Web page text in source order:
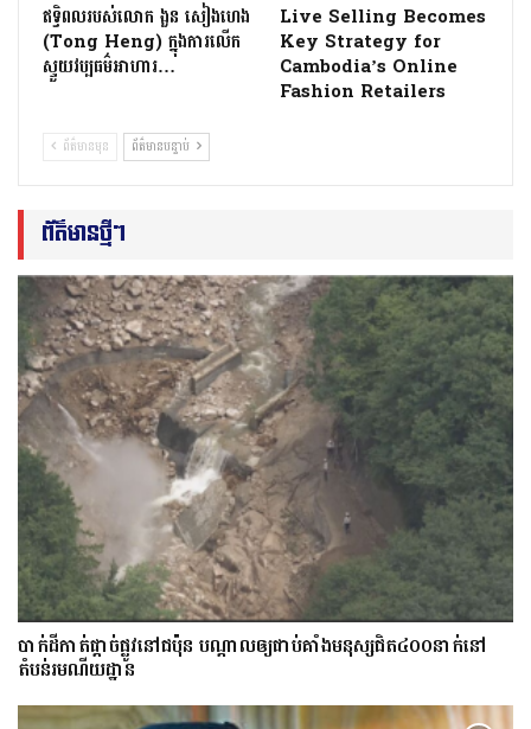
ឥទ្ធិពលរបស់លោក ងួន សៀងហេង
(Tong Heng) ក្នុងការលើក
ស្ទួយវប្បធម៌អាហារ…
Live Selling Becomes
Key Strategy for
Cambodia’s Online
Fashion Retailers
ព័ត៌មានមុន ព័ត៌មានបន្ទាប់
ព័ត៌មានថ្មីៗ
​បាក់​ដី​កាត់ផ្តាច់ផ្លូវ​​នៅជប៉ុន បណ្តាល​ឲ្យ​ជាប់​គាំង​​​មនុស្ស​ជិត​៤០០នាក់​នៅ
តំបន់រមណីយដ្ឋាន​